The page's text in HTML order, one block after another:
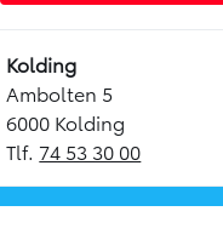
Kolding
Ambolten 5
6000 Kolding
Tlf. 74 53 30 00